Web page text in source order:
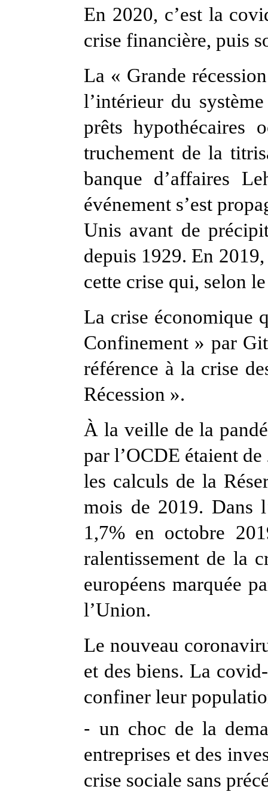
En 2020, c’est la
crise financière, puis
La « Grande
l’intérieur du
prêts hypothécaires
truchement de la
banque d’affaires
événement s’est
Unis avant de
depuis 1929. En
cette crise qui, selon
La crise économique
Confinement » par
référence à la crise
Récession ».
À la veille de la
par l’OCDE étaient
les calculs de la
mois de 2019. Dans
1,7% en octobre
ralentissement de la
européens marquée
l’Union.
Le nouveau
et des biens. La
confiner leur
- un choc de la
entreprises et des
crise sociale sans